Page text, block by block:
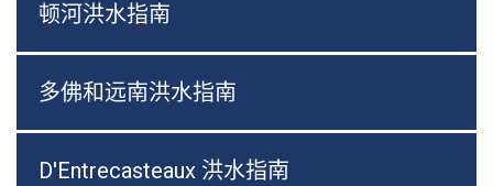
顿河洪水指南
多佛和远南洪水指南
D'Entrecasteaux 洪水指南